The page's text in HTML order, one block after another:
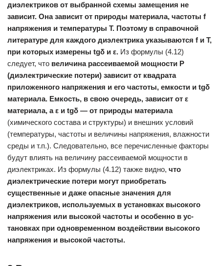
диэлектриков от выбранной схемы замещения не
зависит. Она зави­сит от природы материала, частоты f
напряжения и температуры Т. Поэтому в справочной
литературе для каждого диэлектрика указыва­ются f и Т,
при которых измерены tgδ и ε. Из формулы (4.12)
следует, что величина рассеиваемой мощности Р
(диэлектрические потери) зависит от квадрата
приложенного на­пряжения и его частоты, емкости и tgδ
материала. Емкость, в свою очередь, зависит от ε
материала, а ε и tgδ — от природы материала
(химического состава и структуры) и внешних условий
(температу­ры, частоты и величины напряжения, влажности
среды и т.п.). Сле­довательно, все перечисленные факторы
будут влиять на величину рассеиваемой мощности в
диэлектриках. Из формулы (4.12) также видно, что
диэлектрические потери могут приобретать
существенные и даже опасные значения для
диэлектриков, используемых в уста­новках высокого
напряжения или высокой частоты и особенно в ус­
тановках при одновременном воздействии высокого
напряжения и высокой частоты.